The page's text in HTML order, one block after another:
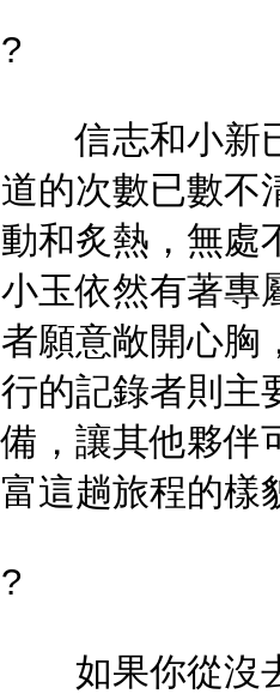
?
信志和小新已
道的次數已數不
動和炙熱，無處
小玉依然有著專
者願意敞開心胸
行的記錄者則主
備，讓其他夥伴
富這趟旅程的樣
?
如果你從沒去